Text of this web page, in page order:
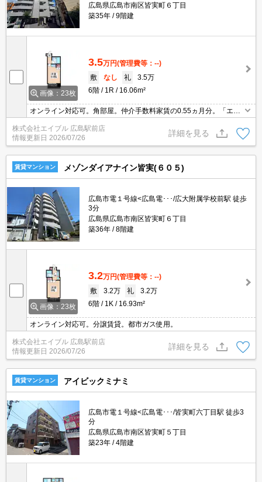
広島県広島市南区皆実町６丁目
築35年
9階建
画像：23枚
3.5万円(管理費等：--)
敷
なし 礼
3.5万
6階
1R 16.06m²
オンライン対応可。角部屋。仲介手数料家賃の0.55ヵ月分。「エイ
ブル学割」で仲介手数料家賃の0.55ヶ月分より10％ＯＦＦ。
株式会社エイブル 広島駅前店
情報更新日 2026/07/26
詳細を見る
賃貸マンション メゾンダイアナイン皆実(６０５)
広島市電１号線<広島電･･･/広大附属学校前駅 徒歩
3分
広島県広島市南区皆実町６丁目
築36年
8階建
画像：23枚
3.2万円(管理費等：--)
敷
3.2万 礼
3.2万
6階
1K 16.93m²
オンライン対応可。分譲賃貸。都市ガス使用。
株式会社エイブル 広島駅前店
情報更新日 2026/07/26
詳細を見る
賃貸マンション アイビックミナミ
広島市電１号線<広島電･･･/皆実町六丁目駅 徒歩3
分
広島県広島市南区皆実町５丁目
築23年
4階建